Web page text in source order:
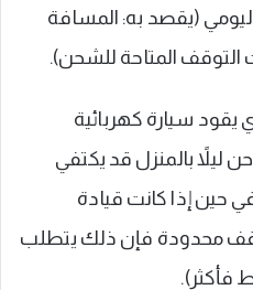
(يقصد به: المسافة
التوقف المتاحة للشحن).
يقود سيارة كهربائية
ليلاً بالمنزل قد يكتفي
واط، في حين إذا كانت قيادة
محدودة فإن ذلك يتطلب